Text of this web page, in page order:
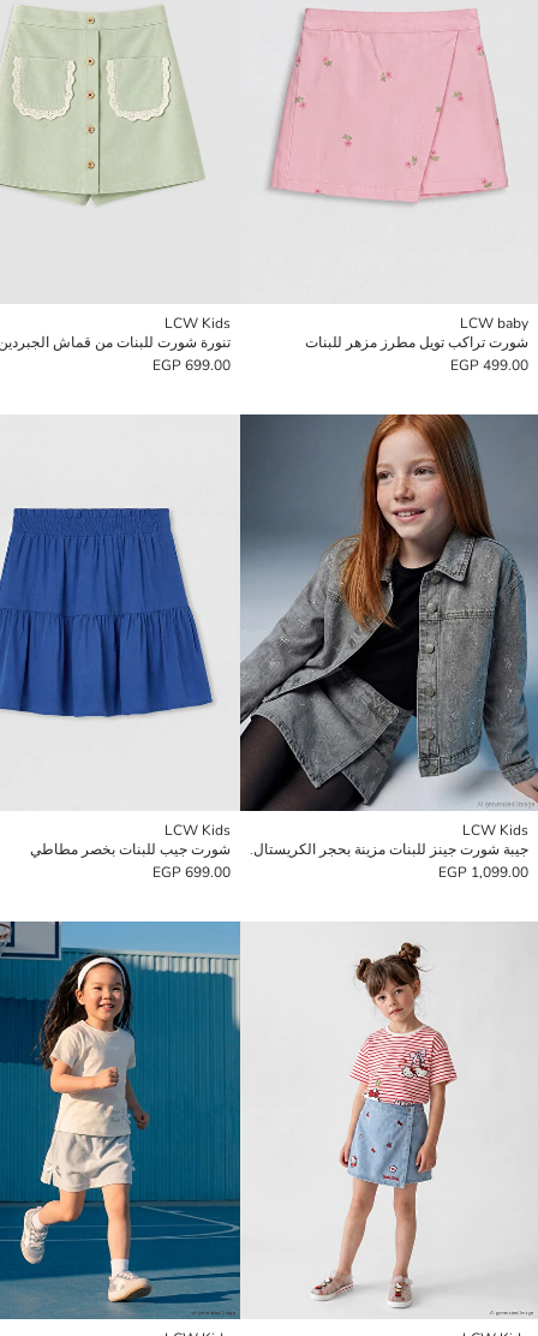
LCW baby
شورت تراكب تويل مطرز مزهر للبنات
499.00 EGP
LCW Kids
تنورة شورت للبنات من قماش
699.00 EGP
LCW Kids
جيبة شورت جينز للبنات مزينة بحجر الكريستال.
1,099.00 EGP
LCW Kids
شورت جيب للبنات بخصر مطاطي
699.00 EGP